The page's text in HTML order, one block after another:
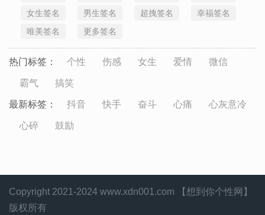
女生签名
男生签名 超拽签名
幸福签名
唯美签名
更多签名
热门标签： 个性 伤感 女生 爱情 微信
霸气 搞笑
最新标签： 抖音 快手 奋斗 心痛 心灰意冷
心碎 鼓励
Copyright 2021-2024 www.xdn001.com 【想到你个性网】
版权所有